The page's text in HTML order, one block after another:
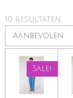
10 resultaten
Sale!